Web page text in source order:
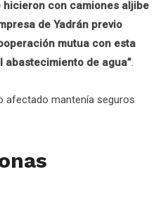
con camiones aljibe
de Yadrán previo
mutua con esta
abastecimiento de agua”.
afectado mantenía seguros